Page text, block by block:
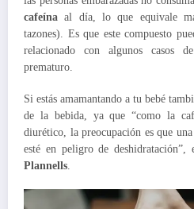
cafeína al día, lo que equivale
tazones). Es que este compuesto
relacionado con algunos casos
prematuro.
Si estás amamantando a tu bebé
de la bebida, ya que “como la
diurético, la preocupación es que
esté en peligro de
Plannells